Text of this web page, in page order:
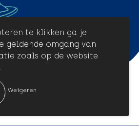
te klikken ga je
geldende omgang van
zoals op de website
Weigeren